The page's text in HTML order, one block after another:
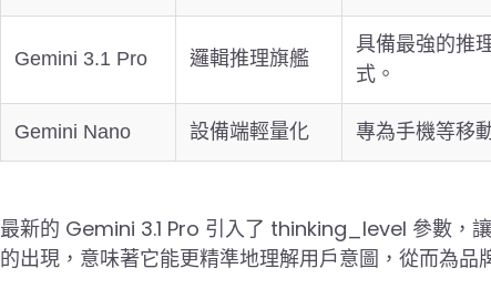
Gemini 3.1 Pro 邏輯推理旗艦
具備最強的推
式。
Gemini Nano 設備端輕量化 專為手機等移
最新的 Gemini 3.1 Pro 引入了 thinking_level 參數，
的出現，意味著它能更精準地理解用戶意圖，從而為品